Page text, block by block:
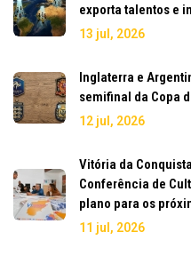
exporta talentos e
13 jul, 2026
Inglaterra e
semifinal da Copa
12 jul, 2026
Vitória da
Conferência de
plano para os
11 jul, 2026